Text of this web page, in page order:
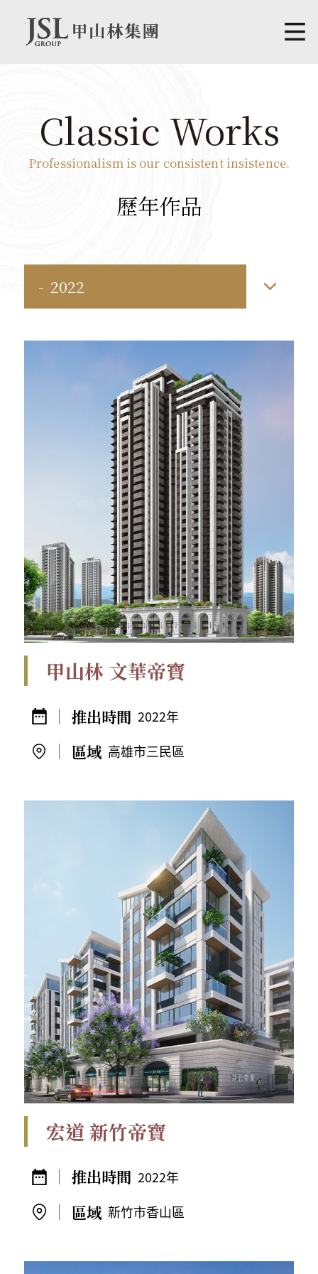
Professionalism is our consistent insistence.
Classic Works
歷年作品
2022
甲山林 文華帝寶
2022年
高雄市三民區
宏道 新竹帝寶
2022年
新竹市香山區